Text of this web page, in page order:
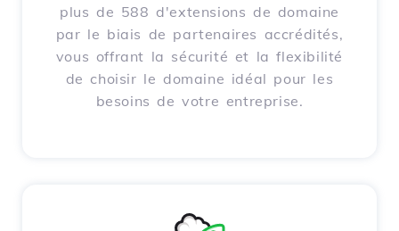
plus de 588 d'extensions de domaine
par le biais de partenaires accrédités,
vous offrant la sécurité et la flexibilité
de choisir le domaine idéal pour les
besoins de votre entreprise.